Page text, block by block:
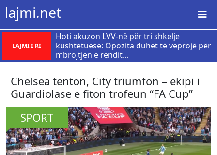
lajmi.net
LAJMI I RI
Hoti akuzon LVV-në për tri shkelje
kushtetuese: Opozita duhet të veprojë për
mbrojtjen e rendit...
Chelsea tenton, City triumfon – ekipi i
Guardiolase e fiton trofeun “FA Cup”
SPORT